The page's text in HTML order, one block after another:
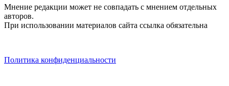
Мнение редакции может не совпадать с мнением отдельных
авторов.
При использовании материалов сайта ссылка обязательна
Политика конфиденциальности